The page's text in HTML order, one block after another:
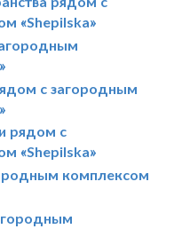
«Shepilska»
с загородным
рядом с
«Shepilska»
комплексом